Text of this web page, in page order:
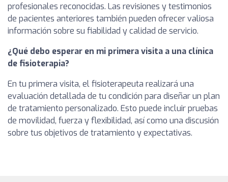
profesionales reconocidas. Las revisiones y testimonios
de pacientes anteriores también pueden ofrecer valiosa
información sobre su fiabilidad y calidad de servicio.
¿Qué debo esperar en mi primera visita a una clínica
de fisioterapia?
En tu primera visita, el fisioterapeuta realizará una
evaluación detallada de tu condición para diseñar un plan
de tratamiento personalizado. Esto puede incluir pruebas
de movilidad, fuerza y flexibilidad, así como una discusión
sobre tus objetivos de tratamiento y expectativas.